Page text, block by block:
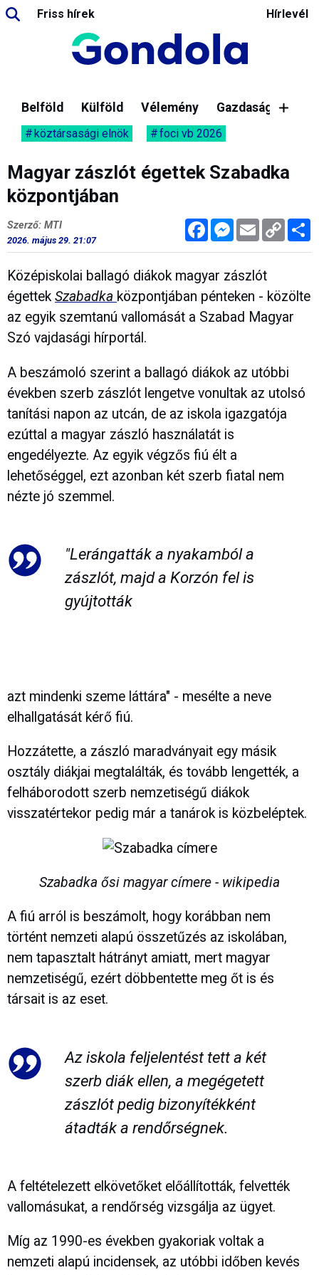
Friss hírek Hírlevél
Belföld Külföld Vélemény Gazdaság
köztársasági elnök foci vb 2026
Magyar zászlót égettek Szabadka
központjában
FacebookMessenger
Email Copy
Link
Szerző: MTI
2026. május 29. 21:07
Középiskolai ballagó diákok magyar zászlót
égettekSzabadka központjában pénteken - közölte
az egyik szemtanú vallomását a Szabad Magyar
Szó vajdasági hírportál.
A beszámoló szerint a ballagó diákok az utóbbi
években szerb zászlót lengetve vonultak az utolsó
tanítási napon az utcán, de az iskola igazgatója
ezúttal a magyar zászló használatát is
engedélyezte. Az egyik végzős fiú élt a
lehetőséggel, ezt azonban két szerb fiatal nem
nézte jó szemmel.
"Lerángatták a nyakamból a
zászlót, majd a Korzón fel is
gyújtották
azt mindenki szeme láttára" - mesélte a neve
elhallgatását kérő fiú.
Hozzátette, a zászló maradványait egy másik
osztály diákjai megtalálták, és tovább lengették, a
felháborodott szerb nemzetiségű diákok
visszatértekor pedig már a tanárok is közbeléptek.
Szabadka ősi magyar címere - wikipedia
A fiú arról is beszámolt, hogy korábban nem
történt nemzeti alapú összetűzés az iskolában,
nem tapasztalt hátrányt amiatt, mert magyar
nemzetiségű, ezért döbbentette meg őt is és
társait is az eset.
Az iskola feljelentést tett a két
szerb diák ellen, a megégetett
zászlót pedig bizonyítékként
átadták a rendőrségnek.
A feltételezett elkövetőket előállították, felvették
vallomásukat, a rendőrség vizsgálja az ügyet.
Míg az 1990-es években gyakoriak voltak a
nemzeti alapú incidensek, az utóbbi időben kevés